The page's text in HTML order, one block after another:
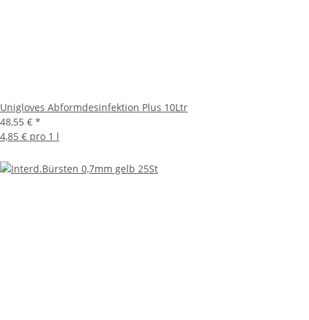
Unigloves Abformdesinfektion Plus 10Ltr
48,55 € *
4,85 € pro 1 l